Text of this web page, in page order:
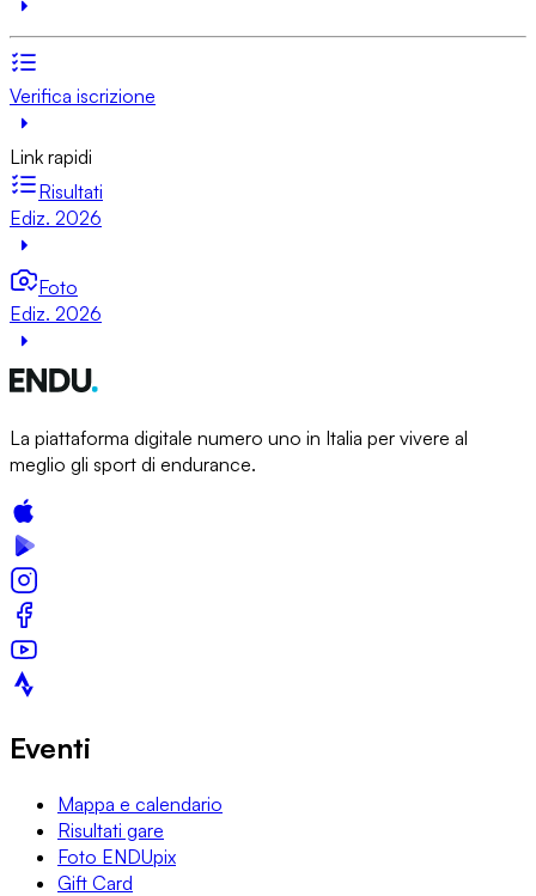
Verifica iscrizione
Link rapidi
Risultati
Ediz. 2026
Foto
Ediz. 2026
La piattaforma digitale numero uno in Italia per vivere al
meglio gli sport di endurance.
Eventi
Mappa e calendario
Risultati gare
Foto ENDUpix
Gift Card